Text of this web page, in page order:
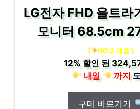
LG전자 FHD 울트라
모니터 68.5cm
[ NO.2 제품 ]
12% 할인 된
내일
까지
구매 바로가기